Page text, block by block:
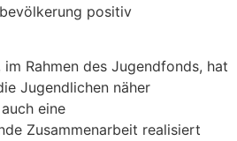
positiv
Rahmen des Jugendfonds, hat
Jugendlichen näher
eine
Zusammenarbeit realisiert